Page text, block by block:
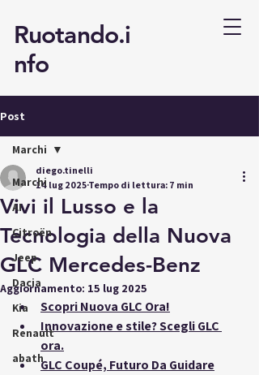
Ruotando.i
nfo
Post
Marchi
AI
Citroën
Jeep
Dacia
Kia
Renault
abath
Marchi
Vivi il Lusso e la
Tecnologia della Nuova
GLC Mercedes-Benz
diego.tinelli
14 lug 2025Tempo di lettura: 7 min
Aggiornamento: 15 lug 2025
Scopri Nuova GLC Ora!
Innovazione e stile? Scegli GLC
ora.
GLC Coupé, Futuro Da Guidare